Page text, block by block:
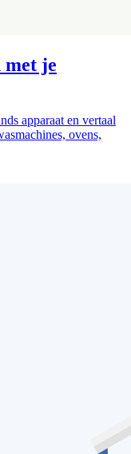
met je
apparaat en vertaal
ovens,